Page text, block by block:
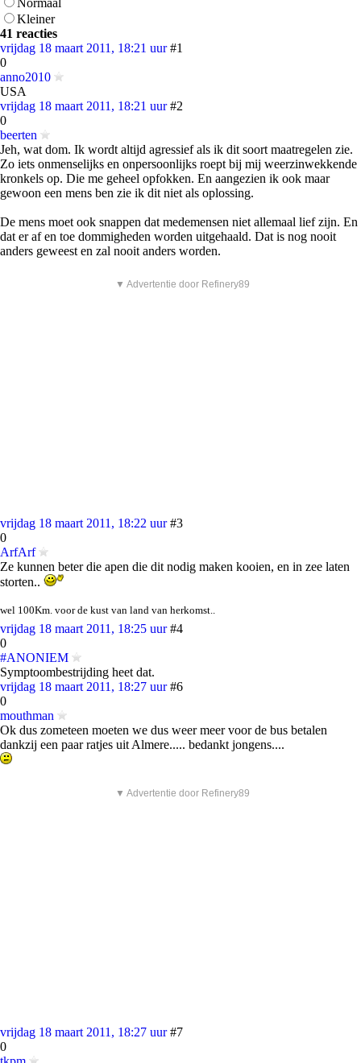
Normaal
Kleiner
41 reacties
vrijdag 18 maart 2011, 18:21 uur #1
0
anno2010
USA
vrijdag 18 maart 2011, 18:21 uur #2
0
beerten
Jeh, wat dom. Ik wordt altijd agressief als ik dit soort maatregelen zie.
Zo iets onmenselijks en onpersoonlijks roept bij mij weerzinwekkende
kronkels op. Die me geheel opfokken. En aangezien ik ook maar
gewoon een mens ben zie ik dit niet als oplossing.
De mens moet ook snappen dat medemensen niet allemaal lief zijn. En
dat er af en toe dommigheden worden uitgehaald. Dat is nog nooit
anders geweest en zal nooit anders worden.
▼ Advertentie door Refinery89
vrijdag 18 maart 2011, 18:22 uur #3
0
ArfArf
Ze kunnen beter die apen die dit nodig maken kooien, en in zee laten
storten..
wel 100Km. voor de kust van land van herkomst..
vrijdag 18 maart 2011, 18:25 uur #4
0
#ANONIEM
Symptoombestrijding heet dat.
vrijdag 18 maart 2011, 18:27 uur #6
0
mouthman
Ok dus zometeen moeten we dus weer meer voor de bus betalen
dankzij een paar ratjes uit Almere..... bedankt jongens....
▼ Advertentie door Refinery89
vrijdag 18 maart 2011, 18:27 uur #7
0